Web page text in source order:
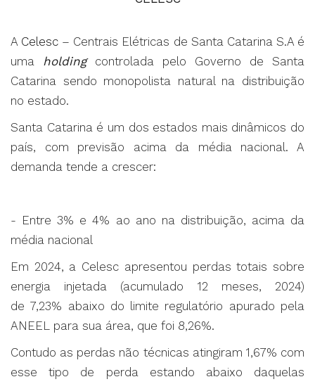
A Celesc – Centrais Elétricas de Santa Catarina S.A é
uma holdingcontrolada pelo Governo de Santa
Catarina sendo monopolista natural na distribuição
no estado.
Santa Catarina é um dos estados mais dinâmicos do
país, com previsão acima da média nacional. A
demanda tende a crescer:
- Entre 3% e 4% ao ano na distribuição, acima da
média nacional
Em 2024, a Celesc apresentou perdas totais sobre
energia injetada (acumulado 12 meses, 2024)
de 7,23% abaixo do limite regulatório apurado pela
ANEEL para sua área, que foi 8,26%.
Contudo as perdas não técnicas atingiram 1,67% com
esse tipo de perda estando abaixo daquelas